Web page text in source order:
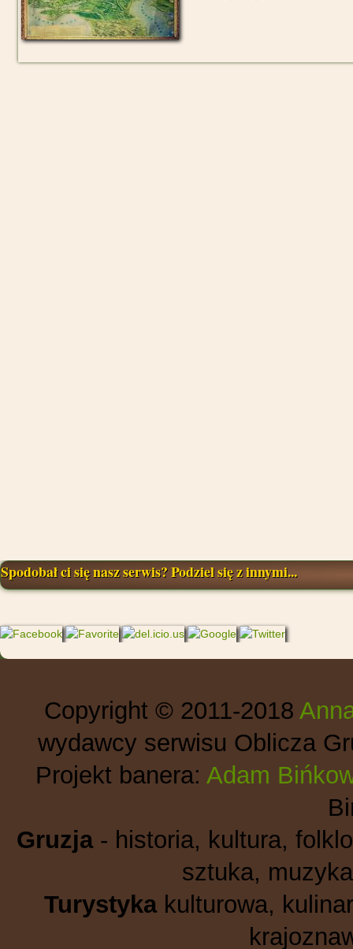
Spodobał ci się nasz serwis? Podziel się z innymi...
Copyright © 2011-2018
wydawcy serwisu Oblicza
Projekt banera: Adam
Gruzja- historia, kultura,
sztuka,
Turystykakulturowa,